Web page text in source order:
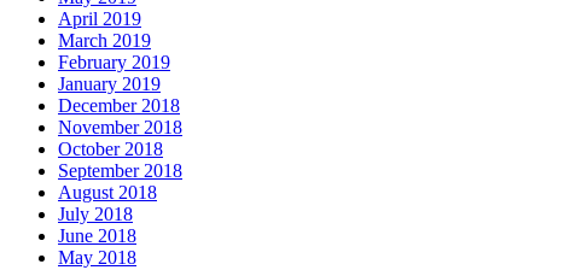
April 2019
March 2019
February 2019
January 2019
December 2018
November 2018
October 2018
September 2018
August 2018
July 2018
June 2018
May 2018